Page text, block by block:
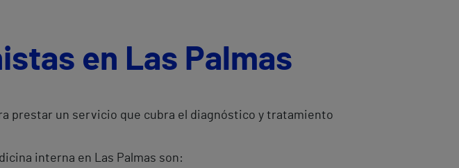
en Las Palmas
prestar un servicio que cubra el diagnóstico y tratamiento
interna en Las Palmas son: